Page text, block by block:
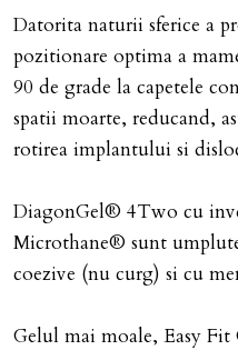
Datorita naturii sferice a
pozitionare optima a
90 de grade la capetele
spatii moarte, reducand,
rotirea implantului si
DiagonGel® 4Two cu
Microthane® sunt
coezive (nu curg) si cu
Gelul mai moale, Easy Fit